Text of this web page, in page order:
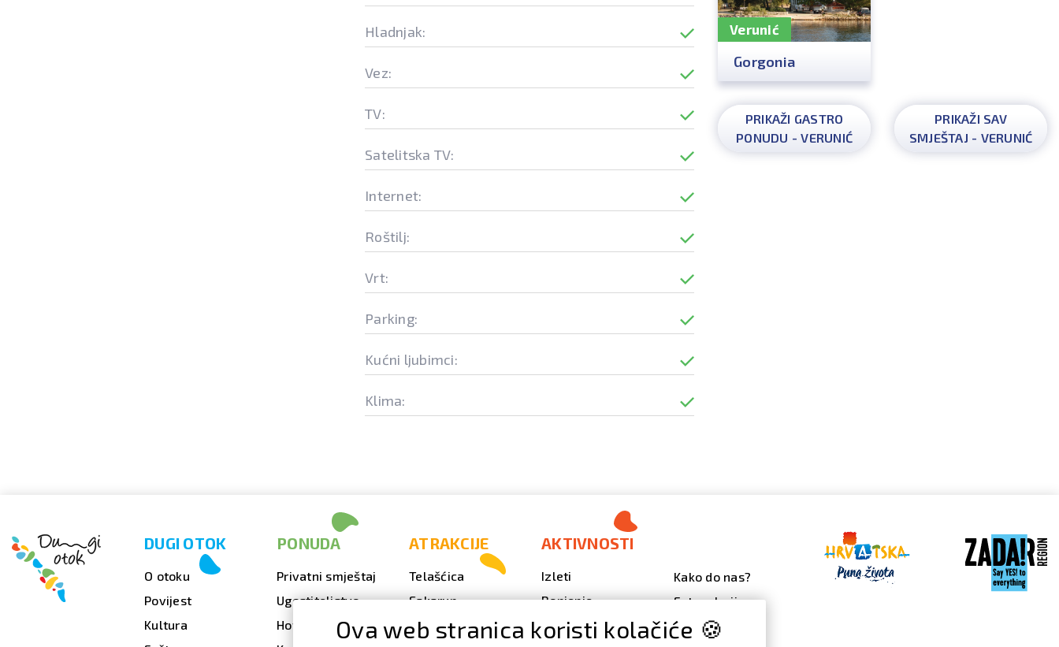
Hladnjak:
Vez:
TV:
Satelitska TV:
Internet:
Roštilj:
Vrt:
Parking:
Kućni ljubimci:
Klima:
Verunić
Gorgonia
PRIKAŽI GASTRO
PONUDU - VERUNIĆ
PRIKAŽI SAV
SMJEŠTAJ - VERUNIĆ
DUGI OTOK
O otoku
Povijest
Kultura
PONUDA
Privatni smještaj
Ugostiteljstvo
Hoteli
ATRAKCIJE
Telašćica
Sakarun
Svjetionik Veli Rat
AKTIVNOSTI
Izleti
Ronjenje
Outdoor
Kako do nas?
Fotogalerija
Video galerija
Ova web stranica koristi kolačiće 🍪